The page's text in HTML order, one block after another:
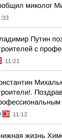
миколог
Путин
с
11:21
11:12
жизнь